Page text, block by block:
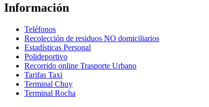
Información
Teléfonos
Recolección de residuos NO domiciliarios
Estadísticas Personal
Polideportivo
Recorrido online Trasporte Urbano
Tarifas Taxi
Terminal Chuy
Terminal Rocha